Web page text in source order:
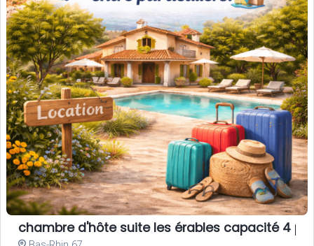
chambre d'hôte suite les érables capacité 4